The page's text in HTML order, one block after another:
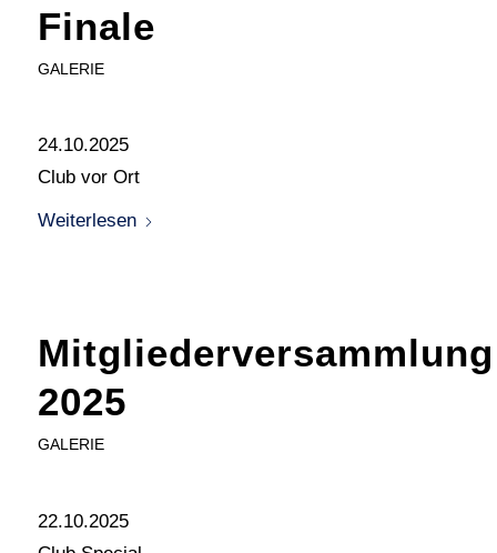
Finale
GALERIE
24.10.2025
Club vor Ort
Weiterlesen
Mitgliederversammlung
2025
GALERIE
22.10.2025